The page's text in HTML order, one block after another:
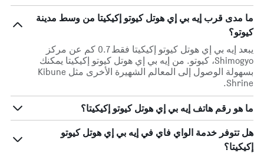
ما مدى قرب إيه بي إي هوتل كيوتو إكيكيتا من وسط مدينة
كيوتو؟
يبعد إيه بي إي هوتل كيوتو إكيكيتا فقط 0.7 كم عن مركز
Shimogyo، كيوتو. من إيه بي إي هوتل كيوتو إكيكيتا يمكنك
بسهولة الوصول إلى المعالم الشهيرة الأخرى مثل Kibune
Shrine.
ما هو رقم هاتف إيه بي إي هوتل كيوتو إكيكيتا؟
هل تتوفر خدمة الواي فاي في إيه بي إي هوتل كيوتو
إكيكيتا؟